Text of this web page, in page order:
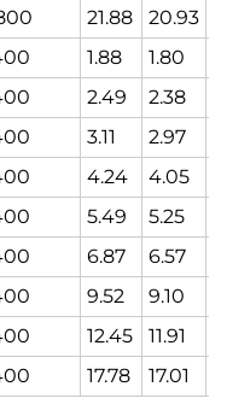
21.88 20.93
1.88 1.80
2.49 2.38
3.11 2.97
4.24 4.05
5.49 5.25
6.87 6.57
9.52 9.10
12.45 11.91
17.78 17.01